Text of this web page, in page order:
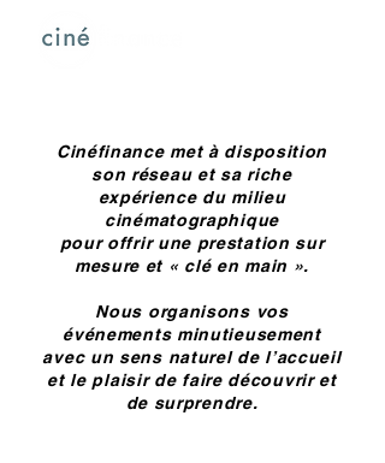
Cinéfinance met à disposition
son réseau et sa riche
expérience du milieu
cinématographique
pour offrir une prestation sur
mesure et « clé en main ».
Nous organisons vos
événements minutieusement
avec un sens naturel de l’accueil
et le plaisir de faire découvrir et
de surprendre.